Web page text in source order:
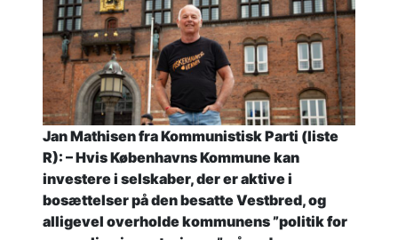
Jan Mathisen fra Kommunistisk Parti (liste
R): – Hvis Københavns Kommune kan
investere i selskaber, der er aktive i
bosættelser på den besatte Vestbred, og
alligevel overholde kommunens ”politik for